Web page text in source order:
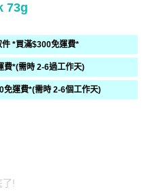
73g
*買滿$300免運費*
費*(需時 2-6過工作天)
免運費*(需時 2-6個工作天)
了!